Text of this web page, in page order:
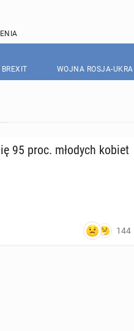
BREXIT WOJNA ROSJA-
95 proc. młodych kobiet
144